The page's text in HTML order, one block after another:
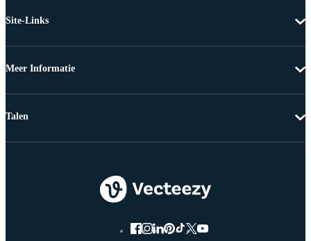
Site-Links
Meer Informatie
Talen